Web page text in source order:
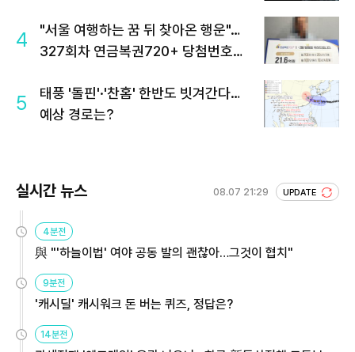
4
"서울 여행하는 꿈 뒤 찾아온 행운"…
327회차 연금복권720+ 당첨번호조
5
태풍 '돌핀'·'찬홈' 한반도 빗겨간다…
예상 경로는?
실시간 뉴스 08.07 21:29 UPDATE
4분전
與 "'하늘이법' 여야 공동 발의 괜찮아…그것이 협치"
9분전
'캐시딜' 캐시워크 돈 버는 퀴즈, 정답은?
14분전